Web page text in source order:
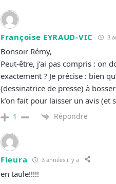
Françoise EYRAUD-VIC 3
Bonsoir Rémy,
Peut-être, j’ai pas compris : on
exactement ? Je précise : bien
(dessinatrice de presse) à
k’on fait pour laisser un avis (et
1 Répondre
Fleura 3 années il y a
en taule!!!!!